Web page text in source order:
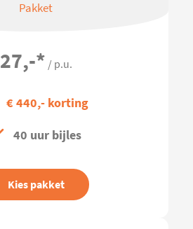
Pakket
27,-* / p.u.
€ 440,- korting
40 uur bijles
Kies pakket